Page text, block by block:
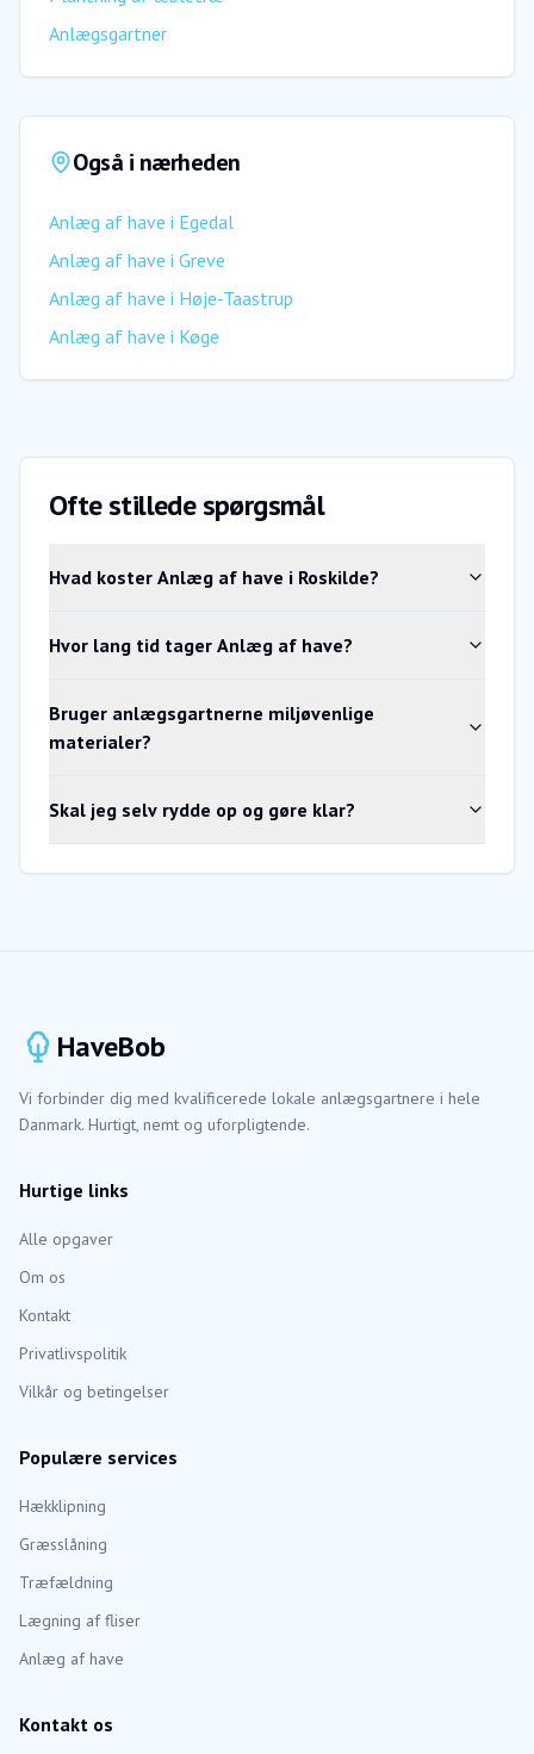
Anlægsgartner
Også i nærheden
Anlæg af have i Egedal
Anlæg af have i Greve
Anlæg af have i Høje-Taastrup
Anlæg af have i Køge
Ofte stillede spørgsmål
Hvad koster Anlæg af have i Roskilde?
Hvor lang tid tager Anlæg af have?
Bruger anlægsgartnerne miljøvenlige
materialer?
Skal jeg selv rydde op og gøre klar?
HaveBob
Vi forbinder dig med kvalificerede lokale anlægsgartnere i hele
Danmark. Hurtigt, nemt og uforpligtende.
Hurtige links
Alle opgaver
Om os
Kontakt
Privatlivspolitik
Vilkår og betingelser
Populære services
Hækklipning
Græsslåning
Træfældning
Lægning af fliser
Anlæg af have
Kontakt os